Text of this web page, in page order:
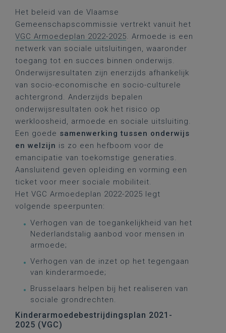
Het beleid van de Vlaamse
Gemeenschapscommissie vertrekt vanuit het
VGC Armoedeplan 2022-2025. Armoede is een
netwerk van sociale uitsluitingen, waaronder
toegang tot en succes binnen onderwijs.
Onderwijsresultaten zijn enerzijds afhankelijk
van socio-economische en socio-culturele
achtergrond. Anderzijds bepalen
onderwijsresultaten ook het risico op
werkloosheid, armoede en sociale uitsluiting.
Een goede samenwerking tussen onderwijs
en welzijn is zo een hefboom voor de
emancipatie van toekomstige generaties.
Aansluitend geven opleiding en vorming een
ticket voor meer sociale mobiliteit.
Het VGC Armoedeplan 2022-2025 legt
volgende speerpunten:
Verhogen van de toegankelijkheid van het
Nederlandstalig aanbod voor mensen in
armoede;
Verhogen van de inzet op het tegengaan
van kinderarmoede;
Brusselaars helpen bij het realiseren van
sociale grondrechten.
Kinderarmoedebestrijdingsplan 2021-
2025 (VGC)